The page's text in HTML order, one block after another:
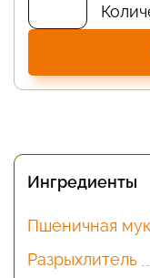
Ингредиенты
Пшеничная
Разрыхлитель